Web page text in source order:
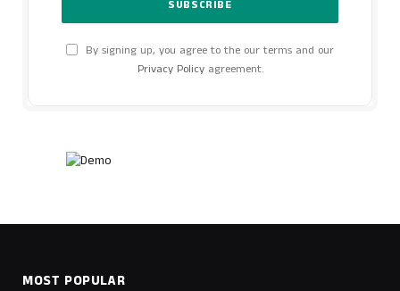
By signing up, you agree to the our terms and our
Privacy Policyagreement.
MOST POPULAR